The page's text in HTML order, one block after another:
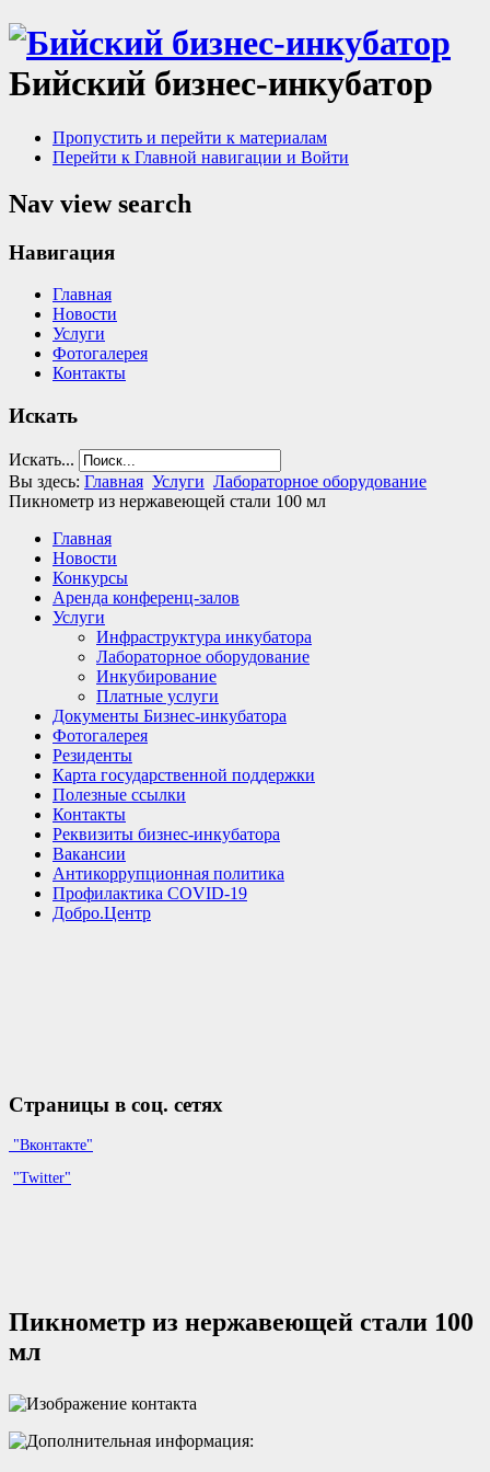
Бийский бизнес-инкубатор
Пропустить и перейти к материалам
Перейти к Главной навигации и Войти
Nav view search
Навигация
Главная
Новости
Услуги
Фотогалерея
Контакты
Искать
Искать...
Вы здесь: Главная Услуги Лабораторное оборудование
Пикнометр из нержавеющей стали 100 мл
Главная
Новости
Конкурсы
Аренда конференц-залов
Услуги
Инфраструктура инкубатора
Лабораторное оборудование
Инкубирование
Платные услуги
Документы Бизнес-инкубатора
Фотогалерея
Резиденты
Карта государственной поддержки
Полезные ссылки
Контакты
Реквизиты бизнес-инкубатора
Вакансии
Антикоррупционная политика
Профилактика COVID-19
Добро.Центр
Страницы в соц. сетях
"Вконтакте"
"Twitter"
Пикнометр из нержавеющей стали 100
мл